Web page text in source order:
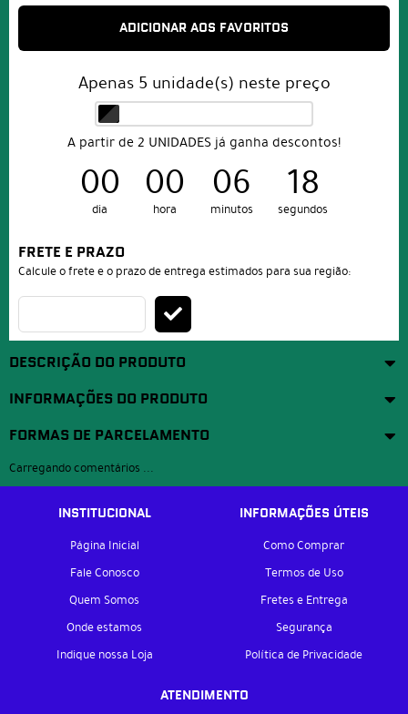
ADICIONAR AOS FAVORITOS
Apenas 5 unidade(s) neste preço
A partir de 2 UNIDADES já ganha descontos!
00
dia
00
hora
06
minutos
17
segundos
FRETE E PRAZO
Calcule o frete e o prazo de entrega estimados para sua região:
DESCRIÇÃO DO PRODUTO
INFORMAÇÕES DO PRODUTO
FORMAS DE PARCELAMENTO
Carregando comentários ...
INSTITUCIONAL
Página Inicial
Fale Conosco
Quem Somos
Onde estamos
Indique nossa Loja
INFORMAÇÕES ÚTEIS
Como Comprar
Termos de Uso
Fretes e Entrega
Segurança
Política de Privacidade
ATENDIMENTO